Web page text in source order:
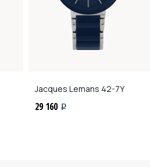
Jacques Lemans 42-7Y
29 160 i